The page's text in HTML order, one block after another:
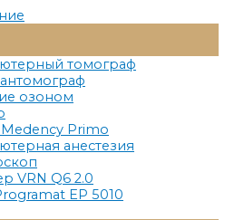
Меню
томограф
озоном
Primo
анестезия
VRN Q6 2.0
EP 5010